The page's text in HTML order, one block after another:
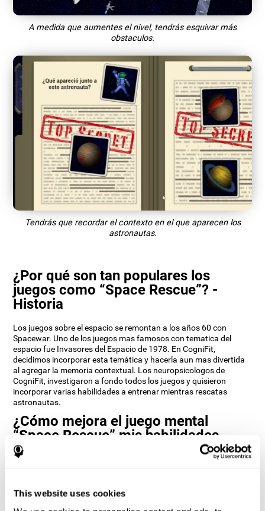
This website uses cookies
A medida que aumentes el nivel, tendrás esquivar más
obstaculos.
Tendrás que recordar el contexto en el que aparecen los
astronautas.
¿Por qué son tan populares los
juegos como “Space Rescue”? -
Historia
Los juegos sobre el espacio se remontan a los años 60 con
Spacewar. Uno de los juegos mas famosos con tematica del
espacio fue Invasores del Espacio de 1978. En CogniFit,
decidimos incorporar esta temática y hacerla aun mas divertida
al agregar la memoria contextual. Los neuropsicologos de
CogniFit, investigaron a fondo todos los juegos y quisieron
incorporar varias habilidades a entrenar mientras rescatas
astronautas.
¿Cómo mejora el juego mental
“Space Rescue” mis habilidades
cognitivas?
consistente nuestras habilidades, puede ayudar a crear nuevas